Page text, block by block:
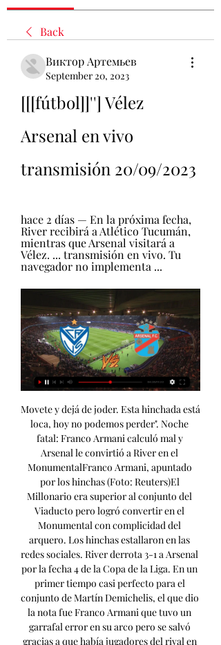
Back
Виктор Артемьев
September 20, 2023
[[[fútbol]]''] Vélez
Arsenal en vivo
transmisión 20/09/2023
hace 2 días — En la próxima fecha,
River recibirá a Atlético Tucumán,
mientras que Arsenal visitará a
Vélez. ... transmisión en vivo. Tu
navegador no implementa ...
Movete y dejá de joder. Esta hinchada está
loca, hoy no podemos perder". Noche
fatal: Franco Armani calculó mal y
Arsenal le convirtió a River en el
MonumentalFranco Armani, apuntado
por los hinchas (Foto: Reuters)El
Millonario era superior al conjunto del
Viaducto pero logró convertir en el
Monumental con complicidad del
arquero. Los hinchas estallaron en las
redes sociales. River derrota 3-1 a Arsenal
por la fecha 4 de la Copa de la Liga. En un
primer tiempo casi perfecto para el
conjunto de Martín Demichelis, el que dio
la nota fue Franco Armani que tuvo un
garrafal error en su arco pero se salvó
gracias a que había jugadores del rival en